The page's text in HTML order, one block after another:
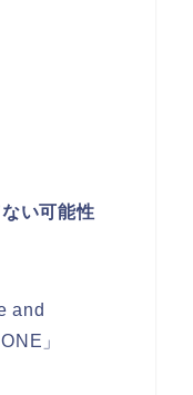
い可能性
and
」